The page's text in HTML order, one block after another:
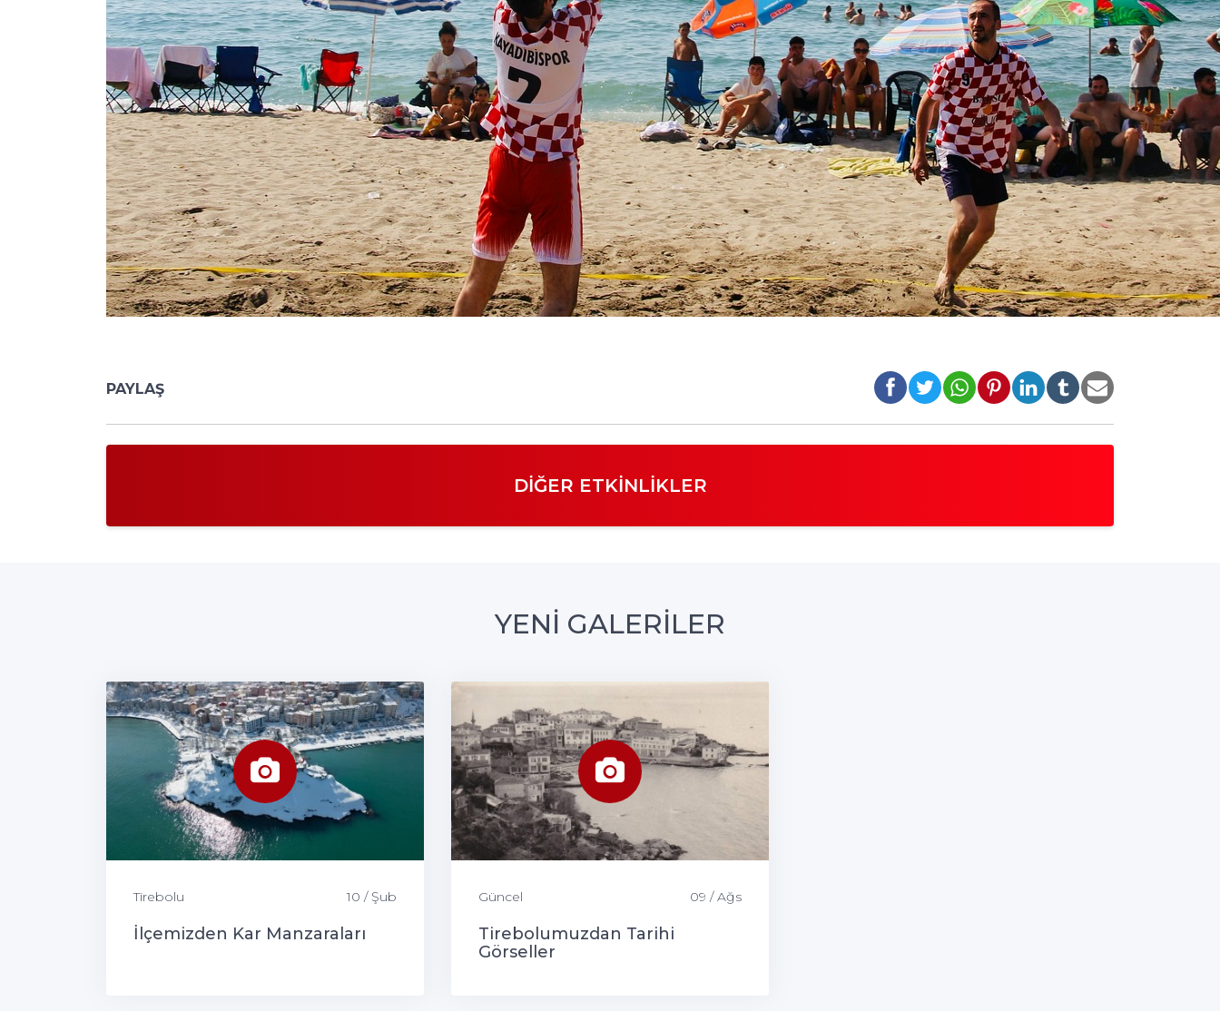
PAYLAŞ
DIĞER ETKINLIKLER
YENİ GALERİLER
Tirebolu 10 / Şub
İlçemizden Kar Manzaraları
Güncel 09 / Ağs
Tirebolumuzdan Tarihi
Görseller